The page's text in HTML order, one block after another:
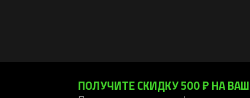
ПОЛУЧИТЕ СКИДКУ 500 ₽ НА ВАШ